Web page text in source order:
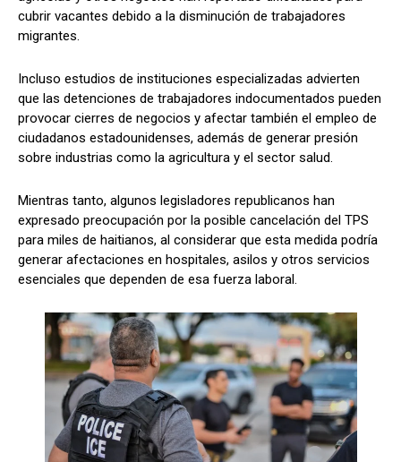
cubrir vacantes debido a la disminución de trabajadores
migrantes.
Incluso estudios de instituciones especializadas advierten
que las detenciones de trabajadores indocumentados pueden
provocar cierres de negocios y afectar también el empleo de
ciudadanos estadounidenses, además de generar presión
sobre industrias como la agricultura y el sector salud.
Mientras tanto, algunos legisladores republicanos han
expresado preocupación por la posible cancelación del TPS
para miles de haitianos, al considerar que esta medida podría
generar afectaciones en hospitales, asilos y otros servicios
esenciales que dependen de esa fuerza laboral.